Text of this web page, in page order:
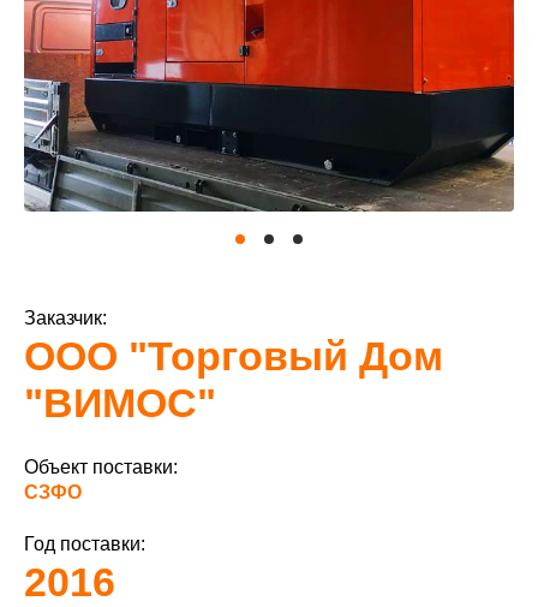
Заказчик:
ООО "Торговый Дом
"ВИМОС"
Объект поставки:
СЗФО
Год поставки:
2016